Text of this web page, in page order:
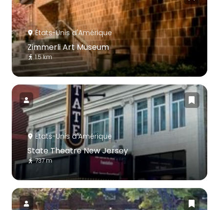
États-Unis d'Amérique
Zimmerli Art Museum
1.5 km
États-Unis d'Amérique
State Theatre New Jersey
737 m